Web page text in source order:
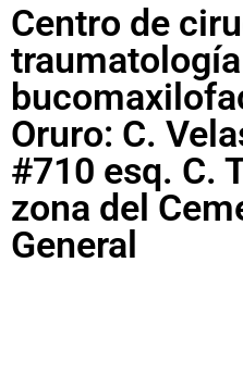
Centro de
traumatología
Oruro: C.
#710 esq. C.
zona del
General